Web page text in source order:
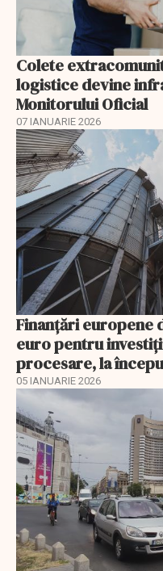
Colete
logistice devine
Monitorului Oficial
07 IANUARIE 2026
Finanţări europene
euro pentru
procesare, la
05 IANUARIE 2026